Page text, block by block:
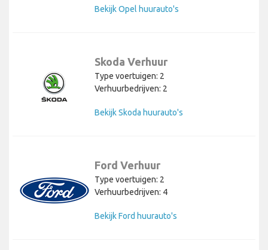
Bekijk Opel huurauto's
Skoda Verhuur
Type voertuigen: 2
Verhuurbedrijven: 2
Bekijk Skoda huurauto's
Ford Verhuur
Type voertuigen: 2
Verhuurbedrijven: 4
Bekijk Ford huurauto's